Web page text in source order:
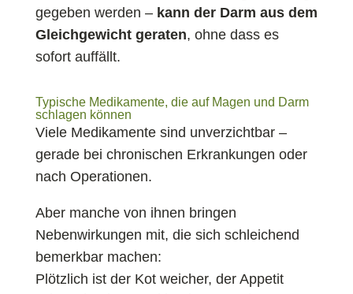
gegeben werden – kann der Darm aus dem
Gleichgewicht geraten, ohne dass es
sofort auffällt.
Typische Medikamente, die auf Magen und Darm
schlagen können
Viele Medikamente sind unverzichtbar –
gerade bei chronischen Erkrankungen oder
nach Operationen.
Aber manche von ihnen bringen
Nebenwirkungen mit, die sich schleichend
bemerkbar machen:
Plötzlich ist der Kot weicher, der Appetit